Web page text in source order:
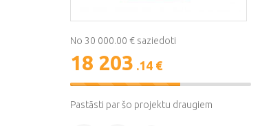
No 30 000.00 € saziedoti
18 203 .14 €
61%
Complete
Pastāsti par šo projektu draugiem